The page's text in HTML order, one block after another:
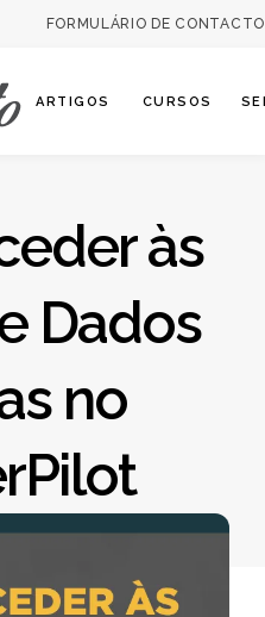
FORMULÁRIO DE CONTACTO
ARTIGOS Abrir
CURSOS
às
Dados
no